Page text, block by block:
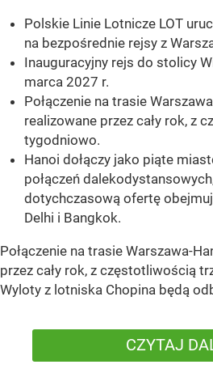
Polskie Linie Lotnicze LOT
na bezpośrednie rejsy z
Inauguracyjny rejs do stolicy
marca 2027 r.
Połączenie na trasie
realizowane przez cały rok, z
tygodniowo.
Hanoi dołączy jako piąte
połączeń
dotychczasową ofertę
Delhi i Bangkok.
Połączenie na trasie Warszawa-
przez cały rok, z częstotliwością
Wyloty z lotniska Chopina będą
CZYTAJ